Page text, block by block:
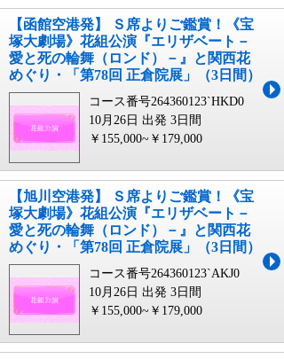
【函館空港発】 Ｓ席よりご鑑賞！《宝
塚大劇場》花組公演『エリザベート－
愛と死の輪舞（ロンド）－』と関西花
めぐり・「第78回 正倉院展」（3日間）
コース番号264360123`HKD0
10月26日 出発 3日間
￥155,000~￥179,000
【旭川空港発】 Ｓ席よりご鑑賞！《宝
塚大劇場》花組公演『エリザベート－
愛と死の輪舞（ロンド）－』と関西花
めぐり・「第78回 正倉院展」（3日間）
コース番号264360123`AKJ0
10月26日 出発 3日間
￥155,000~￥179,000